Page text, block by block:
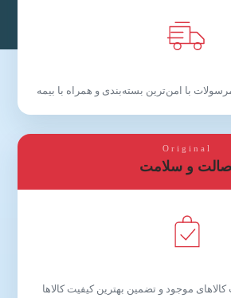
با امن‌ترین بسته‌بندی و همراه با بیمه
Original
اصالت و سلامت
موجود و تضمین بهترین کیفیت کالاها